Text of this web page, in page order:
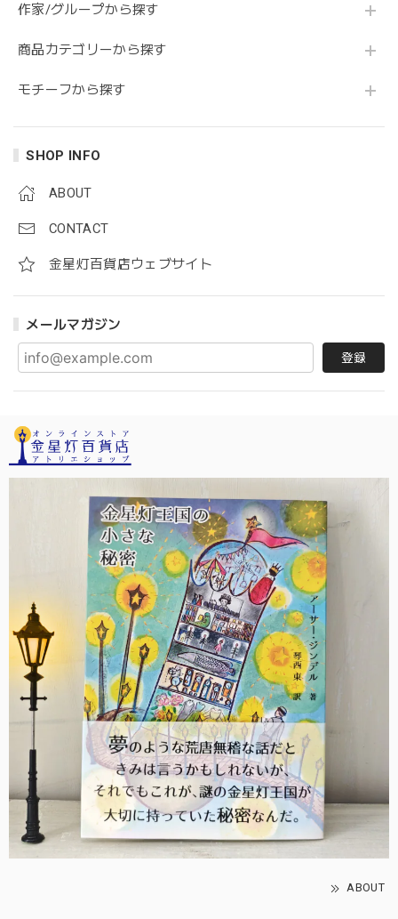
作家/グループから探す
商品カテゴリーから探す
モチーフから探す
SHOP INFO
ABOUT
CONTACT
金星灯百貨店ウェブサイト
メールマガジン
登録
ABOUT